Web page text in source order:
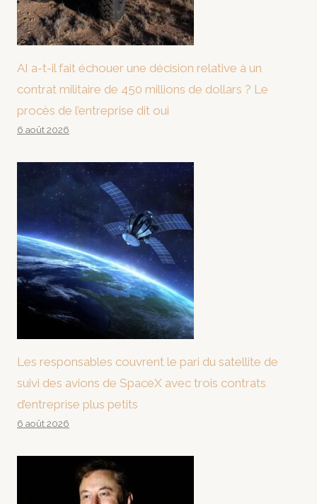
AI a-t-il fait échouer une décision relative à un
contrat militaire de 450 millions de dollars ? Le
procès de l’entreprise dit oui
6 août 2026
Les responsables couvrent le pari du satellite de
suivi des avions de SpaceX avec trois contrats
d’entreprise plus petits
6 août 2026